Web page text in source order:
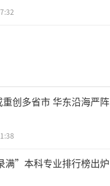
创多省市 华东沿海严阵
满”本科专业排行榜出炉